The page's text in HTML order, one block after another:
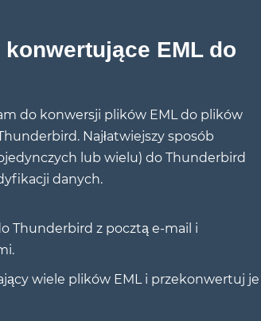
EML do
do konwersji plików EML do plików
Najłatwiejszy sposób
lub wielu) do Thunderbird
danych.
Thunderbird z pocztą e-mail i
wiele plików EML i przekonwertuj je